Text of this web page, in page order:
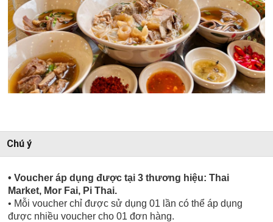
Chú ý
• Voucher áp dụng được tại 3 thương hiệu: Thai
Market, Mor Fai, Pi Thai.
• Mỗi voucher chỉ được sử dụng 01 lần có thể áp dụng
được nhiều voucher cho 01 đơn hàng.